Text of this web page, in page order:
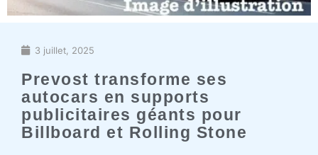
3 juillet, 2025
Prevost transforme ses
autocars en supports
publicitaires géants pour
Billboard et Rolling Stone